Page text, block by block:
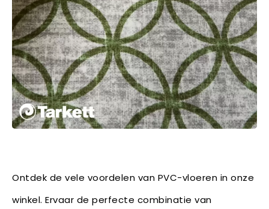
Ontdek de vele voordelen van PVC-vloeren in onze
winkel. Ervaar de perfecte combinatie van